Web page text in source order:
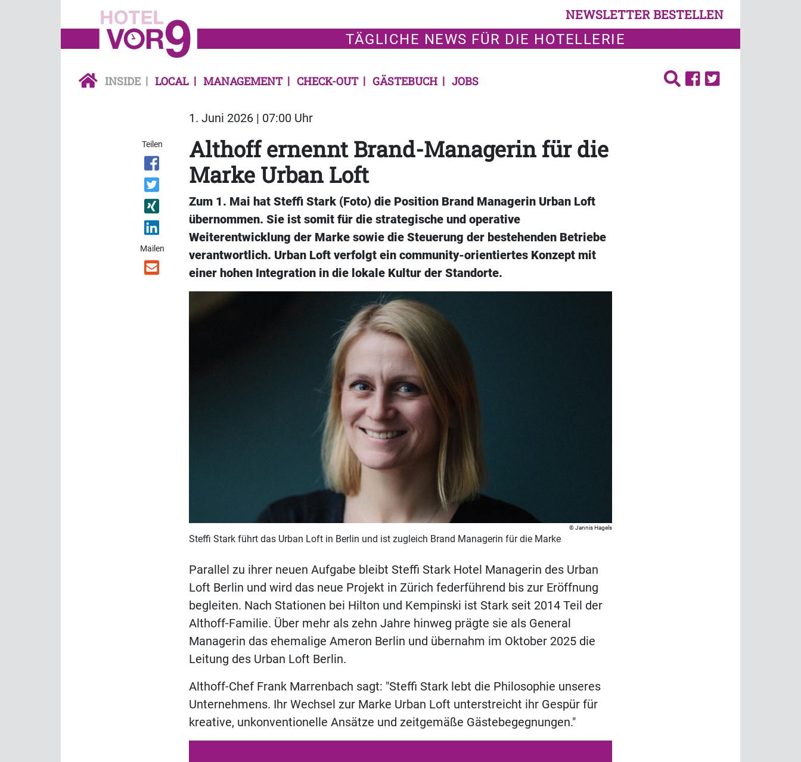
NEWSLETTER BESTELLEN
TÄGLICHE NEWS FÜR DIE HOTELLERIE
INSIDE LOCAL MANAGEMENT CHECK-OUT GÄSTEBUCH JOBS
1. Juni 2026 | 07:00 Uhr
Teilen
Mailen
Althoff ernennt Brand-Managerin für die
Marke Urban Loft
Zum 1. Mai hat Steffi Stark (Foto) die Position Brand Managerin Urban Loft
übernommen. Sie ist somit für die strategische und operative
Weiterentwicklung der Marke sowie die Steuerung der bestehenden Betriebe
verantwortlich. Urban Loft verfolgt ein community-orientiertes Konzept mit
einer hohen Integration in die lokale Kultur der Standorte.
Jannis Hagels
Steffi Stark führt das Urban Loft in Berlin und ist zugleich Brand Managerin für die Marke
Parallel zu ihrer neuen Aufgabe bleibt Steffi Stark Hotel Managerin des Urban
Loft Berlin und wird das neue Projekt in Zürich federführend bis zur Eröffnung
begleiten. Nach Stationen bei Hilton und Kempinski ist Stark seit 2014 Teil der
Althoff-Familie. Über mehr als zehn Jahre hinweg prägte sie als General
Managerin das ehemalige Ameron Berlin und übernahm im Oktober 2025 die
Leitung des Urban Loft Berlin.
Althoff-Chef Frank Marrenbach sagt: "Steffi Stark lebt die Philosophie unseres
Unternehmens. Ihr Wechsel zur Marke Urban Loft unterstreicht ihr Gespür für
kreative, unkonventionelle Ansätze und zeitgemäße Gästebegegnungen."